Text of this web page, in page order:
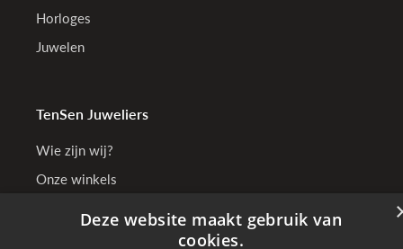
Horloges
Juwelen
TenSen Juweliers
Wie zijn wij?
Onze winkels
Deze website maakt gebruik van
cookies.